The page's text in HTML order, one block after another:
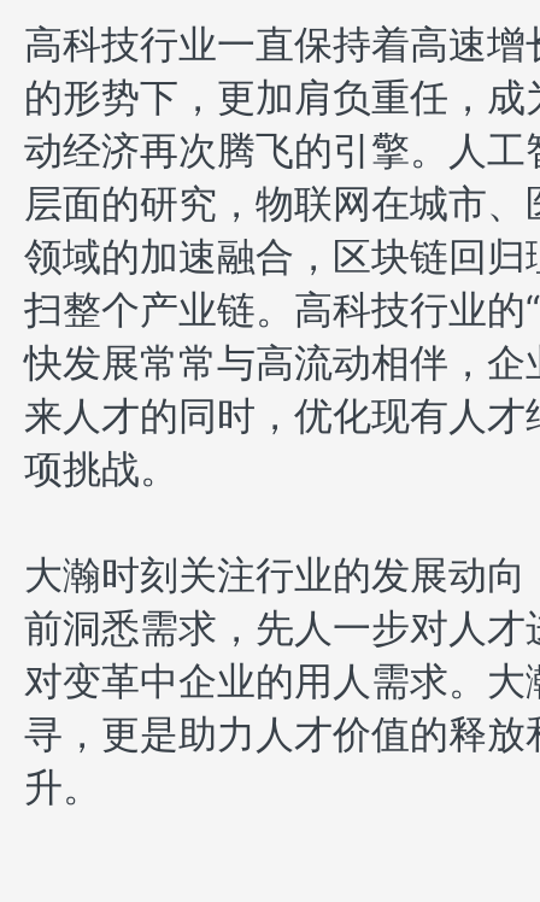
高科技行业一直保持着高速
的形势下，更加肩负重任，
动经济再次腾飞的引擎。人
层面的研究，物联网在城市
领域的加速融合，区块链回
扫整个产业链。高科技行业的
快发展常常与高流动相伴，
来人才的同时，优化现有人
项挑战。
大瀚时刻关注行业的发展动
前洞悉需求，先人一步对人
对变革中企业的用人需求。
寻，更是助力人才价值的释
升。